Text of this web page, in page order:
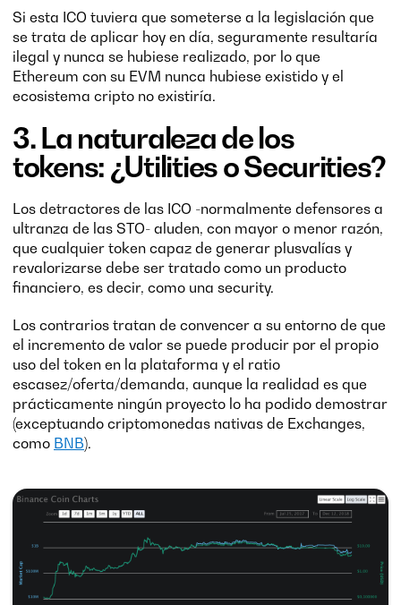
Si esta ICO tuviera que someterse a la legislación que
se trata de aplicar hoy en día, seguramente resultaría
ilegal y nunca se hubiese realizado, por lo que
Ethereum con su EVM nunca hubiese existido y el
ecosistema cripto no existiría.
3. La naturaleza de los
tokens: ¿Utilities o Securities?
Los detractores de las ICO -normalmente defensores a
ultranza de las STO- aluden, con mayor o menor razón,
que cualquier token capaz de generar plusvalías y
revalorizarse debe ser tratado como un producto
financiero, es decir, como una security.
Los contrarios tratan de convencer a su entorno de que
el incremento de valor se puede producir por el propio
uso del token en la plataforma y el ratio
escasez/oferta/demanda, aunque la realidad es que
prácticamente ningún proyecto lo ha podido demostrar
(exceptuando criptomonedas nativas de Exchanges,
como BNB).